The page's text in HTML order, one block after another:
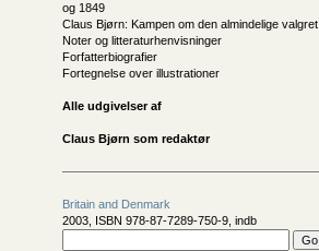
og 1849
Claus Bjørn: Kampen om den almindelige valgret
Noter og litteraturhenvisninger
Forfatterbiografier
Fortegnelse over illustrationer
Alle udgivelser af
Claus Bjørn som redaktør
Britain and Denmark
2003, ISBN 978-87-7289-750-9, indb